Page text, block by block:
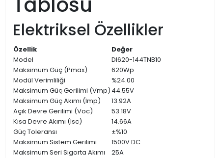
Elektriksel Özellikler
Özellik
Değer
Model
DI620-144TNB10
Maksimum Güç (Pmax)
620Wp
Modül Verimliliği
%24.00
Maksimum Güç Gerilimi (Vmp) 44.55V
Maksimum Güç Akımı (Imp)
13.92A
Açık Devre Gerilimi (Voc)
53.18V
Kısa Devre Akımı (Isc)
14.66A
Güç Toleransı
±%10
Maksimum Sistem Gerilimi
1500V DC
Maksimum Seri Sigorta Akımı
25A